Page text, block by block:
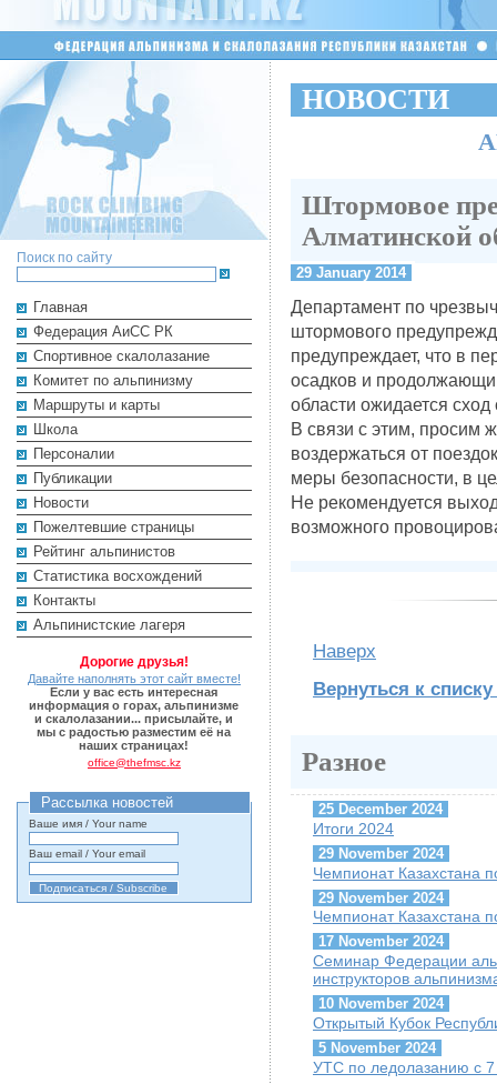
Поиск по сайту
Главная
Федерация АиСС РК
Cпортивное скалолазание
Комитет по альпинизму
Маршруты и карты
Школа
Персоналии
Публикации
Новости
Пожелтевшие страницы
Рейтинг альпинистов
Cтатистика восхождений
Контакты
Альпинистские лагеря
Дорогие друзья!
Давайте наполнять этот сайт вместе!
Если у вас есть интересная
информация о горах, альпинизме
и скалолазании... присылайте, и
мы с радостью разместим её на
наших страницах!
office@thefmsc.kz
Рассылка новостей
Ваше имя / Your name
Ваш email / Your email
НОВОСТИ
Штормовое
Алматинской
29 January 2014
Департамент по
штормового
предупреждает, что в
осадков и
области ожидается
В связи с этим, просим
воздержаться от
меры безопасности, в
Не рекомендуется
возможного
Наверх
Вернуться к списку
Разное
25 December 2024
Итоги 2024
29 November 2024
Чемпионат Казахстана
29 November 2024
Чемпионат Казахстана
17 November 2024
Семинар Федерации
инструкторов
10 November 2024
Открытый Кубок
5 November 2024
УТС по ледолазанию с 7